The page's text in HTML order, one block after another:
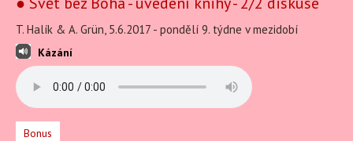
T. Halík & A. Grün, 5.6.2017 - pondělí 9. týdne v mezidobí
Kázání
Bonus